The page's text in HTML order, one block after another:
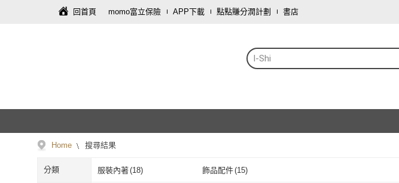
回首頁 momo富立保險 APP下載 點點賺分潤計劃 書店
I-Shi
Home 搜尋結果
分類 服裝內著(18) 飾品配件(15)